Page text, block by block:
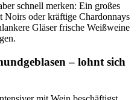
schnell merken: Ein großes
Noirs oder kräftige Chardonnays
Gläser frische Weißweine
– lohnt sich